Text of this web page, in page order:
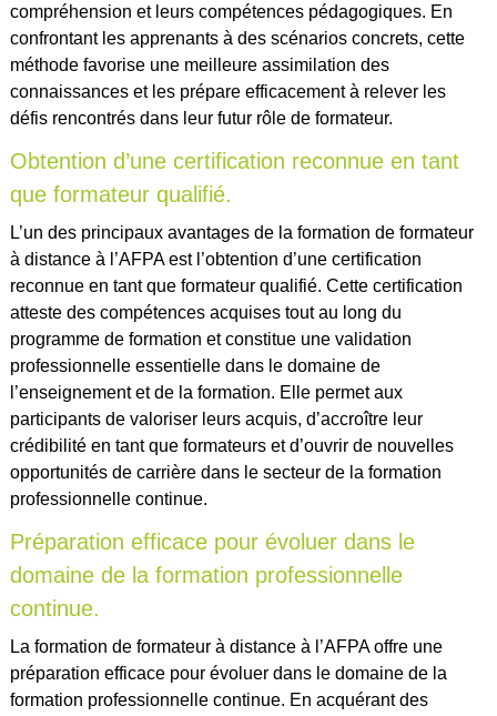
compréhension et leurs compétences pédagogiques. En
confrontant les apprenants à des scénarios concrets, cette
méthode favorise une meilleure assimilation des
connaissances et les prépare efficacement à relever les
défis rencontrés dans leur futur rôle de formateur.
Obtention d’une certification reconnue en tant
que formateur qualifié.
L’un des principaux avantages de la formation de formateur
à distance à l’AFPA est l’obtention d’une certification
reconnue en tant que formateur qualifié. Cette certification
atteste des compétences acquises tout au long du
programme de formation et constitue une validation
professionnelle essentielle dans le domaine de
l’enseignement et de la formation. Elle permet aux
participants de valoriser leurs acquis, d’accroître leur
crédibilité en tant que formateurs et d’ouvrir de nouvelles
opportunités de carrière dans le secteur de la formation
professionnelle continue.
Préparation efficace pour évoluer dans le
domaine de la formation professionnelle
continue.
La formation de formateur à distance à l’AFPA offre une
préparation efficace pour évoluer dans le domaine de la
formation professionnelle continue. En acquérant des